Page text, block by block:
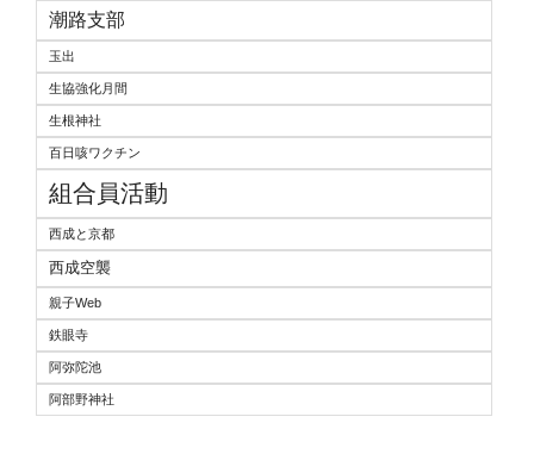
潮路支部
玉出
生協強化月間
生根神社
百日咳ワクチン
組合員活動
西成と京都
西成空襲
親子Web
鉄眼寺
阿弥陀池
阿部野神社